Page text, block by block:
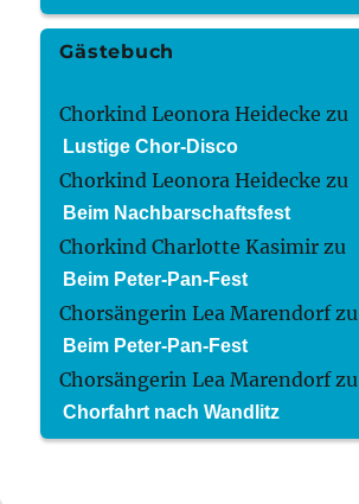
Gästebuch
Chorkind Leonora Heidecke zu
Lustige Chor-Disco
Chorkind Leonora Heidecke zu
Beim Nachbarschaftsfest
Chorkind Charlotte Kasimir zu
Beim Peter-Pan-Fest
Chorsängerin Lea Marendorfzu
Beim Peter-Pan-Fest
Chorsängerin Lea Marendorfzu
Chorfahrt nach Wandlitz